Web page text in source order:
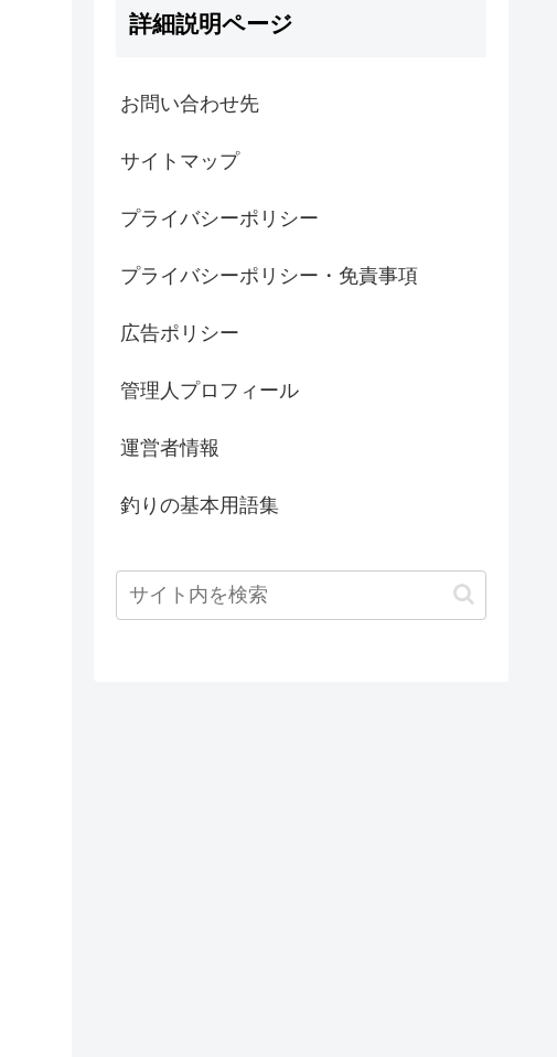
詳細説明ページ
お問い合わせ先
サイトマップ
プライバシーポリシー
プライバシーポリシー・免責事項
広告ポリシー
管理人プロフィール
運営者情報
釣りの基本用語集